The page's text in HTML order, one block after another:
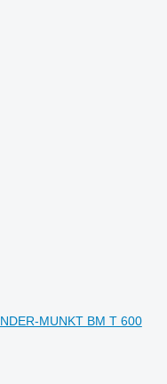
MUNKT BM T 600